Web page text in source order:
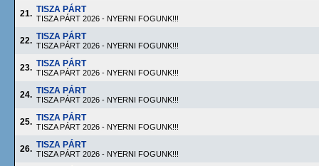
21. TISZA PÁRT
TISZA PÁRT 2026 - NYERNI FOGUNK!!!
22. TISZA PÁRT
TISZA PÁRT 2026 - NYERNI FOGUNK!!!
23. TISZA PÁRT
TISZA PÁRT 2026 - NYERNI FOGUNK!!!
24. TISZA PÁRT
TISZA PÁRT 2026 - NYERNI FOGUNK!!!
25. TISZA PÁRT
TISZA PÁRT 2026 - NYERNI FOGUNK!!!
26. TISZA PÁRT
TISZA PÁRT 2026 - NYERNI FOGUNK!!!